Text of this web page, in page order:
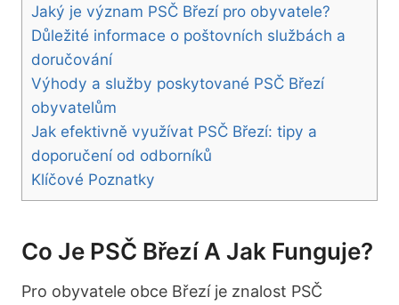
Jaký⁣ je význam PSČ Březí pro obyvatele?
Důležité informace o ‍poštovních službách a
doručování
Výhody a služby poskytované PSČ Březí
obyvatelům
Jak efektivně využívat ⁢PSČ‌ Březí: tipy a
doporučení od odborníků
Klíčové Poznatky
Co Je ‍PSČ Březí ⁣a Jak Funguje?
Pro obyvatele‍ obce​ Březí je znalost PSČ